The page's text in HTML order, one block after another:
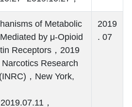
of Metabolic
by μ-Opioid
Receptors，2019
Research
，New York,
，
2019
. 07